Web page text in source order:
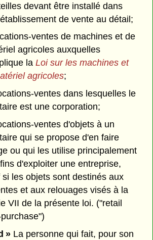
devant être installé dans
de vente au détail;
ventes de machines et de
agricoles auxquelles
la Loi sur les machines et
agricoles;
ventes dans lesquelles le
est une corporation;
ventes d'objets à un
qui se propose d'en faire
ou qui les utilise principalement
d'exploiter une entreprise,
si les objets sont destinés aux
et aux relouages visés à la
VII de la présente loi. ("retail
»La personne qui fait, pour son